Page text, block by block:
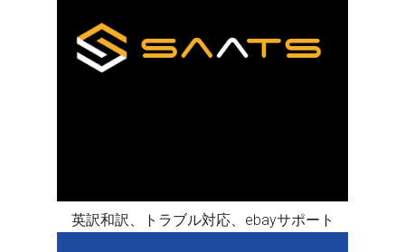
英訳和訳、トラブル対応、ebayサポート